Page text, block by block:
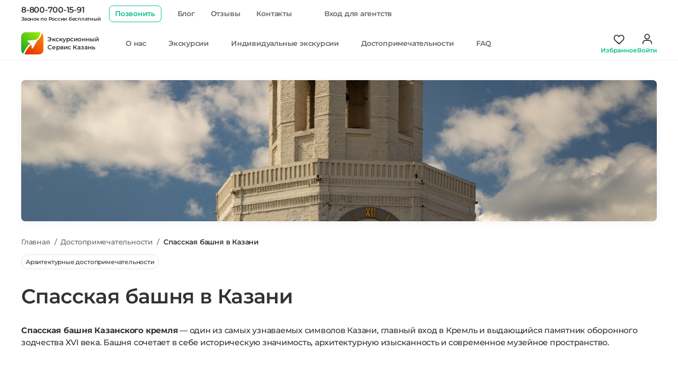
8-800-700-15-91
Звонок по России бесплатный
Позвонить Блог Отзывы Контакты Вход для агентств
Экскурсионный
Сервис Казань
О нас Экскурсии Индивидуальные экскурсии Достопримечательности FAQ
ИзбранноеВойти
Главная / Достопримечательности / Спасская башня в Казани
Архитектурные достопримечательности
Спасская башня в Казани
Спасская башня Казанского кремля — один из самых узнаваемых символов Казани, главный вход в Кремль и выдающийся памятник оборонного
зодчества XVI века. Башня сочетает в себе историческую значимость, архитектурную изысканность и современное музейное пространство.